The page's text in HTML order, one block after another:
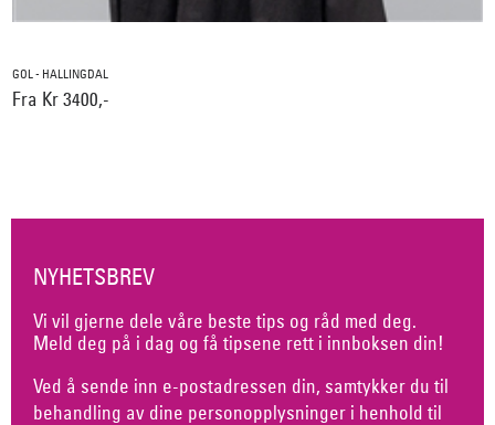
GOL - HALLINGDAL
Fra Kr 3400,-
NYHETSBREV
Vi vil gjerne dele våre beste tips og råd med deg.
Meld deg på i dag og få tipsene rett i innboksen din!
Ved å sende inn e-postadressen din, samtykker du til
behandling av dine personopplysninger i henhold til